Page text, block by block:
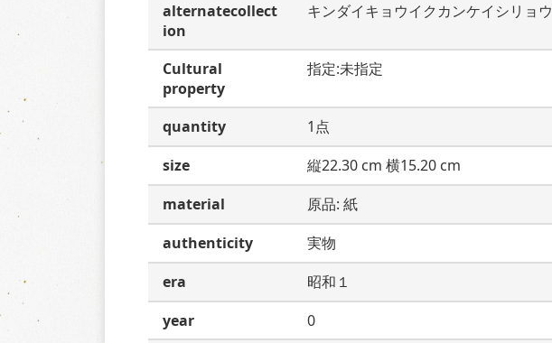
alternatecollect
ion
キンダイキョウイクカンケイシリョウ
Cultural
property
指定:未指定
quantity
1点
size
縦22.30 cm 横15.20 cm
material
原品: 紙
authenticity
実物
era
昭和１
year
0